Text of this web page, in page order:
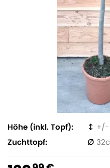
Höhe (inkl. Topf)
Zuchttopf
32